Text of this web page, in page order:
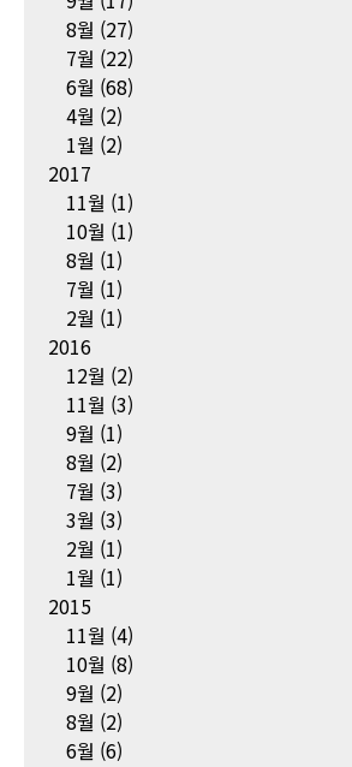
8월 (27)
7월 (22)
6월 (68)
4월 (2)
1월 (2)
2017
11월 (1)
10월 (1)
8월 (1)
7월 (1)
2월 (1)
2016
12월 (2)
11월 (3)
9월 (1)
8월 (2)
7월 (3)
3월 (3)
2월 (1)
1월 (1)
2015
11월 (4)
10월 (8)
9월 (2)
8월 (2)
6월 (6)